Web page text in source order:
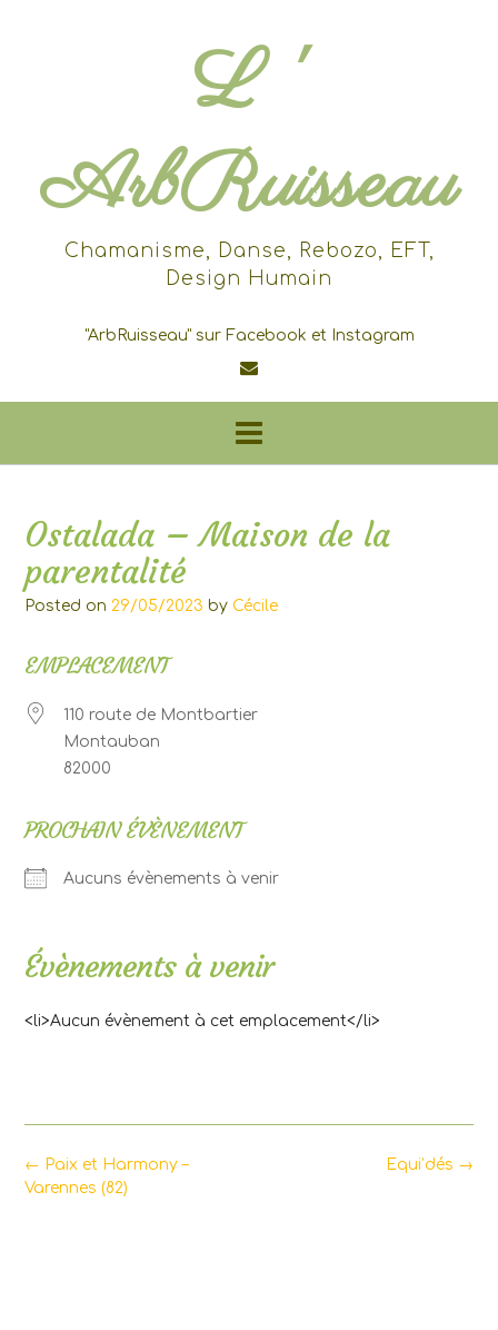
L '
ArbRuisseau
Chamanisme, Danse, Rebozo, EFT,
Design Humain
"ArbRuisseau" sur Facebook et Instagram
Ostalada – Maison de la
parentalité
Posted on 29/05/2023 by Cécile
EMPLACEMENT
110 route de Montbartier
Montauban
82000
PROCHAIN ÉVÈNEMENT
Aucuns évènements à venir
Évènements à venir
<li>Aucun évènement à cet emplacement</li>
Post
navigation
Equi’dés →
← Paix et Harmony –
Varennes (82)